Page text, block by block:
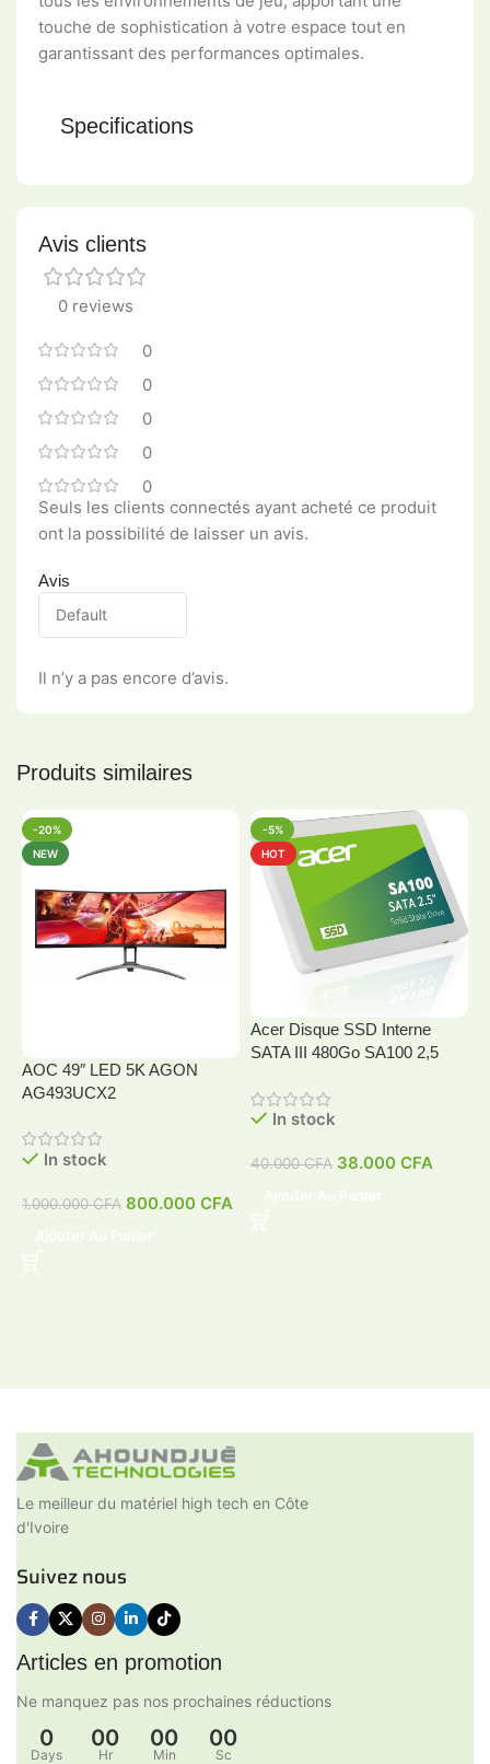
touche de sophistication à votre espace tout en
garantissant des performances optimales.
Specifications
Avis clients
0 reviews
0
0
0
0
0
Avis
Il n’y a pas encore d’avis.
Seuls les clients connectés ayant acheté ce produit
ont la possibilité de laisser un avis.
Produits similaires
-20%
NEW
AOC 49″ LED 5K AGON
AG493UCX2
In stock
1.000.000CFA 800.000 CFA
-5%
HOT
Acer Disque SSD Interne
SATA III 480Go SA100 2,5
In stock
40.000CFA 38.000 CFA
Le meilleur du matériel high tech en Côte
d'Ivoire
Suivez nous
Articles en promotion
Ne manquez pas nos prochaines réductions
0
Days
00
Hr
00
Min
00
Sc